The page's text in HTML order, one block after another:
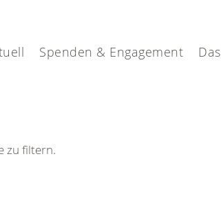
Spenden & Engagement
zu filtern.